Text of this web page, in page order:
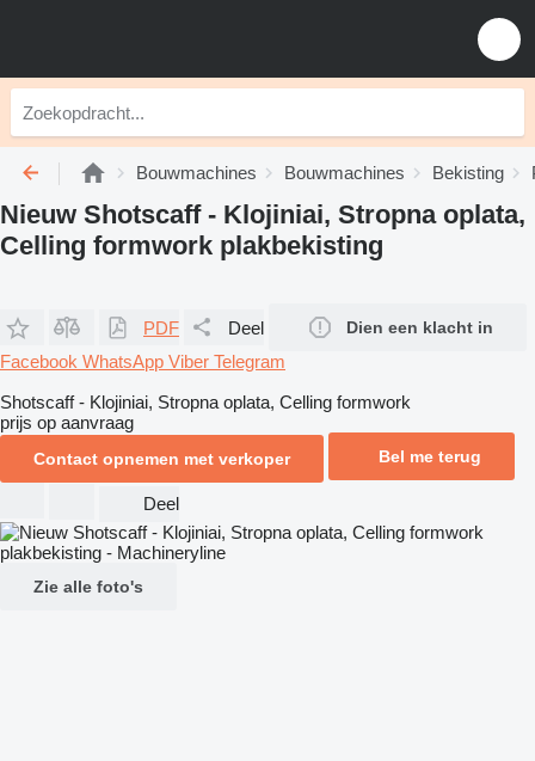
Bouwmachines Bouwmachines Bekisting
Nieuw Shotscaff - Klojiniai, Stropna oplata,
Celling formwork plakbekisting
PDF Deel Dien een klacht in
Facebook WhatsApp Viber Telegram
Shotscaff - Klojiniai, Stropna oplata, Celling formwork
prijs op aanvraag
Contact opnemen met verkoper Bel me terug
Deel
Zie alle foto's